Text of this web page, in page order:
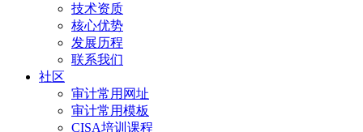
技术资质
核心优势
发展历程
联系我们
社区
审计常用网址
审计常用模板
CISA培训课程